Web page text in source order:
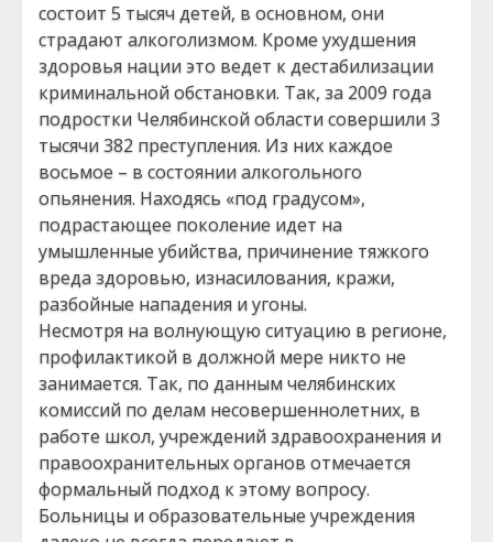
состоит 5 тысяч детей, в основном, они
страдают алкоголизмом. Кроме ухудшения
здоровья нации это ведет к дестабилизации
криминальной обстановки. Так, за 2009 года
подростки Челябинской области совершили 3
тысячи 382 преступления. Из них каждое
восьмое – в состоянии алкогольного
опьянения. Находясь «под градусом»,
подрастающее поколение идет на
умышленные убийства, причинение тяжкого
вреда здоровью, изнасилования, кражи,
разбойные нападения и угоны.
Несмотря на волнующую ситуацию в регионе,
профилактикой в должной мере никто не
занимается. Так, по данным челябинских
комиссий по делам несовершеннолетних, в
работе школ, учреждений здравоохранения и
правоохранительных органов отмечается
формальный подход к этому вопросу.
Больницы и образовательные учреждения